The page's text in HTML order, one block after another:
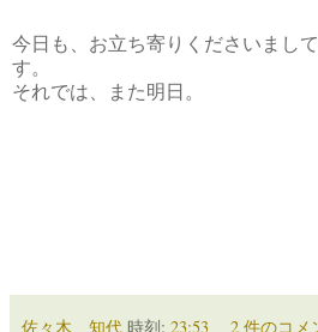
今日も、お立ち寄りくださいまし
す。
それでは、また明日。
佐々木 知代 時刻: 23:53 2 件のコメ